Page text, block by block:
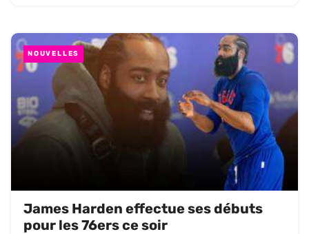
NOUVELLES
James Harden effectue ses débuts
pour les 76ers ce soir